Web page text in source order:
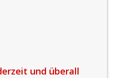
und überall